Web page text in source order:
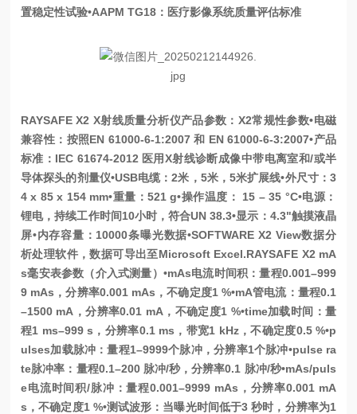
置稳定性试验•AAPM TG18：医疗影像系统质量评估标准
RAYSAFE X2 X射线质量分析仪产品参数： X2常规性参数•电磁
兼容性：按照EN 61000-6-1:2007 和 EN 61000-6-3:2007•产品
标准：IEC 61674-2012 医用X射线诊断成像中带电离室和/或半
导体探头的剂量仪•USB电缆：2米，5米，5米扩展线•外尺寸：3
4 x 85 x 154 mm•重量：521 g•操作温度： 15 – 35 °C•电源：
锂电，持续工作时间10小时，符合UN 38.3•显示：4.3"触摸液晶
屏•内存容量：10000条曝光数据•SOFTWARE X2 View数据分
析处理软件，数据可导出至Microsoft Excel.RAYSAFE X2 mA
s毫安表参数（介入式测量） •mAs电流时间积：量程0.001–999
9 mAs，分辨率0.001 mAs，不确定度1 %•mA管电流：量程0.1
–1500 mA，分辨率0.01 mA，不确定度1 %•time加载时间：量
程1 ms–999 s，分辨率0.1 ms，带宽1 kHz，不确定度0.5 %•p
ulses加载脉冲：量程1–9999个脉冲，分辨率1个脉冲•pulse ra
te脉冲率：量程0.1–200 脉冲/秒，分辨率0.1 脉冲/秒•mAs/puls
e电流时间积/脉冲：量程0.001–9999 mAs，分辨率0.001 mA
s，不确定度1 %•测试波形：当曝光时间低于3 秒时，分辨率为1